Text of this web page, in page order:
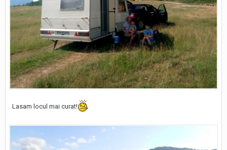
Lasam locul mai curat!